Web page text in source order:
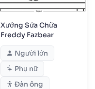
Xưởng Sửa Chữa
Freddy Fazbear
Người lớn
Phụ nữ
Đàn ông